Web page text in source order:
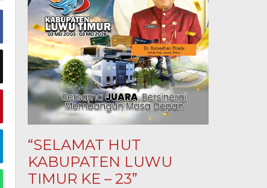
“SELAMAT HUT
KABUPATEN LUWU
TIMUR KE – 23”